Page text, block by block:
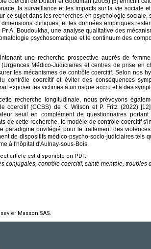
la surveillance et les impacts sur la vie sociale
ce sujet dans les recherches en psychologie
cliniques, et les données empiriques
A. Boudoukha, une analyse qualitative des
psychosomatique et le continuum des
une recherche prospective auprès de
Médico-Judiciaires et centres de prise en
les mécanismes de contrôle coercitif. Selon nos
contrôle coercitif et éviter des conséquences
exposer les victimes à un risque accru et à des
recherche longitudinale, nous prévoyons
coercitif (CCSS) de K. Wilson et P. Fritz (2022)
seuil en complément de questionnaires
de cette recherche, le modèle de contrôle coercitif
paradigme privilégié pour le traitement des
de dispositifs médico-psycho-socio-judiciaires tels
à l'hôpital d'Aulnay-sous-Bois.
article est disponible en PDF.
conjugales, contrôle coercitif, santé mentale, troubles
Masson SAS.